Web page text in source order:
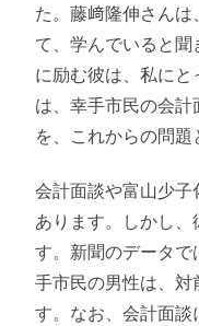
た。藤﨑隆伸さん
て、学んでいると
に励む彼は、私に
は、幸手市民の会
を、これからの問題
会計面談や富山少
あります。しかし、
す。新聞のデータ
手市民の男性は、
す。なお、会計面談